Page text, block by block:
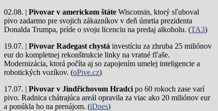
02.08. | Pivovar v americkom štáte Wisconsin, ktorý sľuboval
pivo zadarmo pre svojich zákazníkov v deň úmrtia prezidenta
Donalda Trumpa, príde o svoju licenciu na predaj alkoholu. (TA3)
19.07. | Pivovar Radegast chystá investíciu za zhruba 25 miliónov
eur do kompletnej rekonštrukcie linky na vratné fľaše.
Modernizácia, ktorá počíta aj so zapojením umelej inteligencie a
robotických vozíkov. (oPive.cz)
17.07. | Pivovar v Jindřichovom Hradci po 60 rokoch zase varí
pivo. Radnica chátrajúca areál opravila za viac ako 20 miliónov eur
a ponúkla ho na prenájom. (iDnes)